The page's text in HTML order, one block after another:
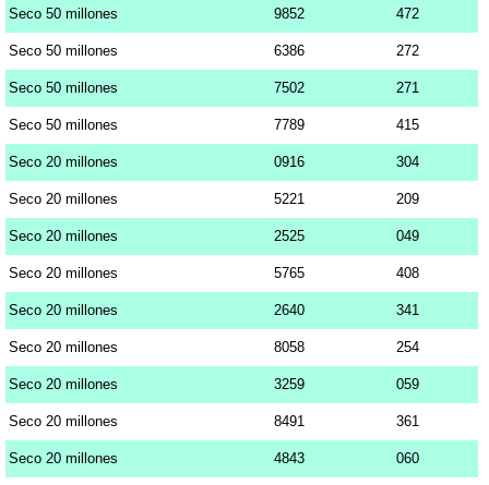
Seco 50 millones 9852 472
Seco 50 millones 6386 272
Seco 50 millones 7502 271
Seco 50 millones 7789 415
Seco 20 millones 0916 304
Seco 20 millones 5221 209
Seco 20 millones 2525 049
Seco 20 millones 5765 408
Seco 20 millones 2640 341
Seco 20 millones 8058 254
Seco 20 millones 3259 059
Seco 20 millones 8491 361
Seco 20 millones 4843 060